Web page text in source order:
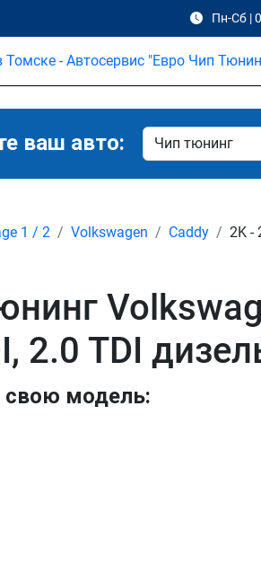
Пн-Сб |
ваш авто:
1 / 2 Volkswagen Caddy 2K -
2.0 TDI
свою модель: